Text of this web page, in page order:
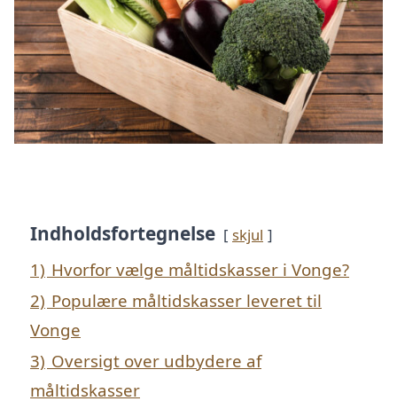
Indholdsfortegnelse skjul
1) Hvorfor vælge måltidskasser i Vonge?
2) Populære måltidskasser leveret til
Vonge
3) Oversigt over udbydere af
måltidskasser